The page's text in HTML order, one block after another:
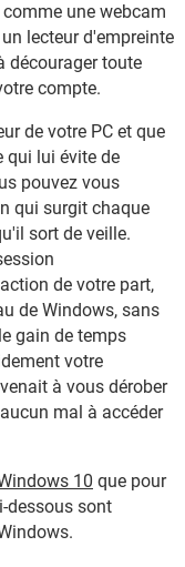
une webcam
lecteur d'empreinte
décourager toute
compte.
de votre PC et que
qui lui évite de
pouvez vous
qui surgit chaque
sort de veille.
de votre part,
de Windows, sans
gain de temps
votre
à vous dérober
mal à accéder
10 que pour
dessous sont